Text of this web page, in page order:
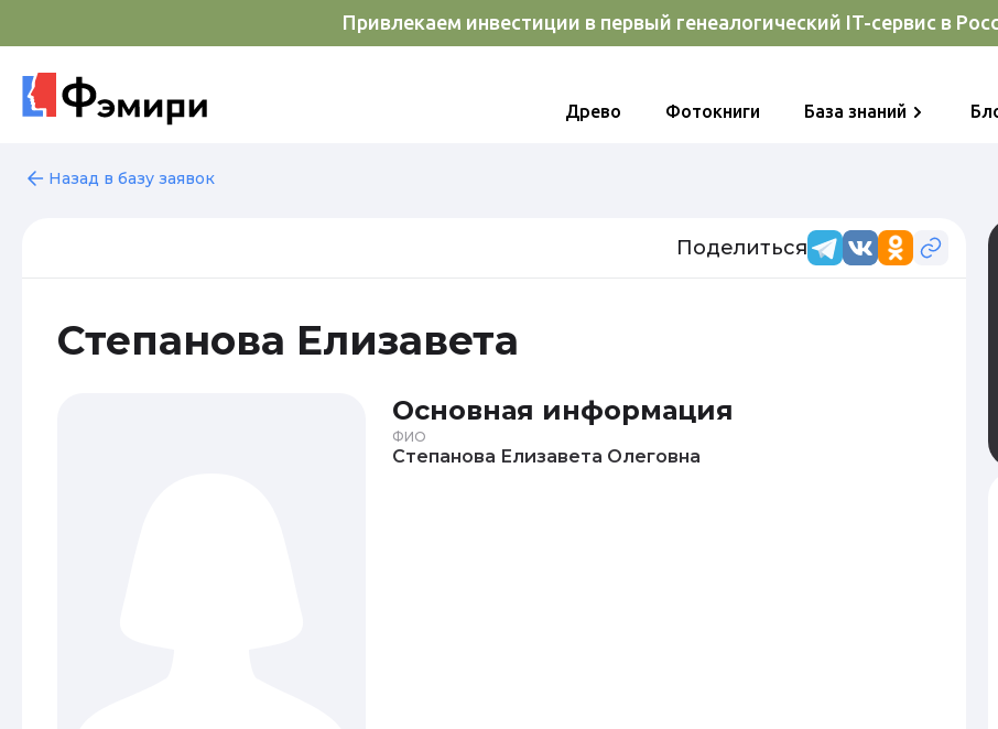
Привлекаем инвестиции в первый генеалогический IT-сервис в
Древо Фотокниги База знаний
Назад в базу заявок
Поделиться
Степанова Елизавета
Основная информация
ФИО
Степанова Елизавета Олеговна